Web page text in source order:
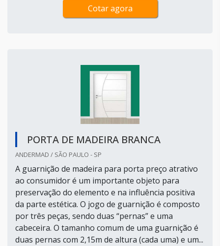
Cotar agora
PORTA DE MADEIRA BRANCA
ANDERMAD / SÃO PAULO - SP
A guarnição de madeira para porta preço atrativo
ao consumidor é um importante objeto para
preservação do elemento e na influência positiva
da parte estética. O jogo de guarnição é composto
por três peças, sendo duas “pernas” e uma
cabeceira. O tamanho comum de uma guarnição é
duas pernas com 2,15m de altura (cada uma) e um...